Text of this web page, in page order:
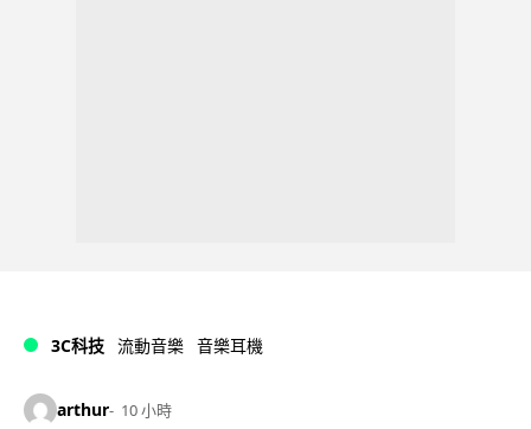
3C科技 流動音樂 音樂耳機
arthur 10 小時